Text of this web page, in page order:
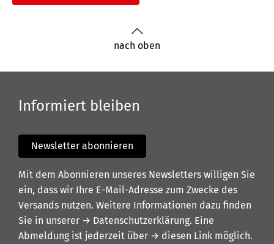
nach oben
Informiert bleiben
Newsletter abonnieren
Mit dem Abonnieren unseres Newsletters willigen Sie
ein, dass wir Ihre E-Mail-Adresse zum Zwecke des
Versands nutzen. Weitere Informationen dazu finden
Sie in unserer → Datenschutzerklärung. Eine
Abmeldung ist jederzeit über → diesen Link möglich.